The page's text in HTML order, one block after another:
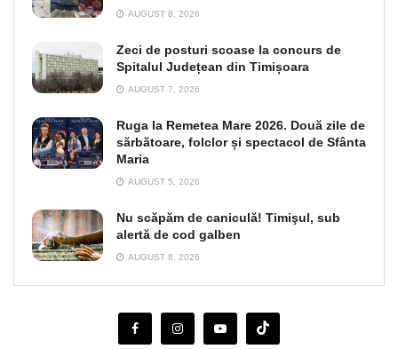
AUGUST 8, 2026
Zeci de posturi scoase la concurs de
Spitalul Județean din Timișoara
AUGUST 7, 2026
Ruga la Remetea Mare 2026. Două zile de
sărbătoare, folclor și spectacol de Sfânta
Maria
AUGUST 5, 2026
Nu scăpăm de caniculă! Timişul, sub
alertă de cod galben
AUGUST 8, 2026